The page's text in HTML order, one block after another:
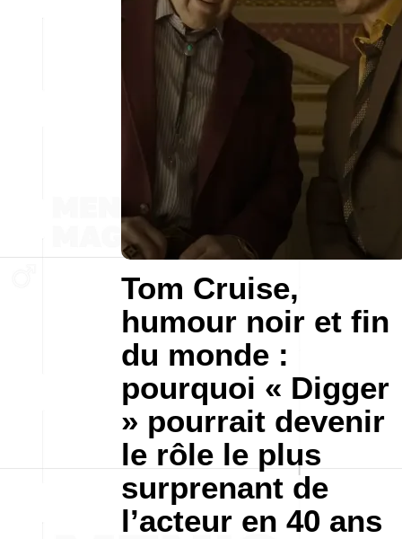
Tom Cruise,
humour noir et fin
du monde :
pourquoi « Digger
» pourrait devenir
le rôle le plus
surprenant de
l’acteur en 40 ans